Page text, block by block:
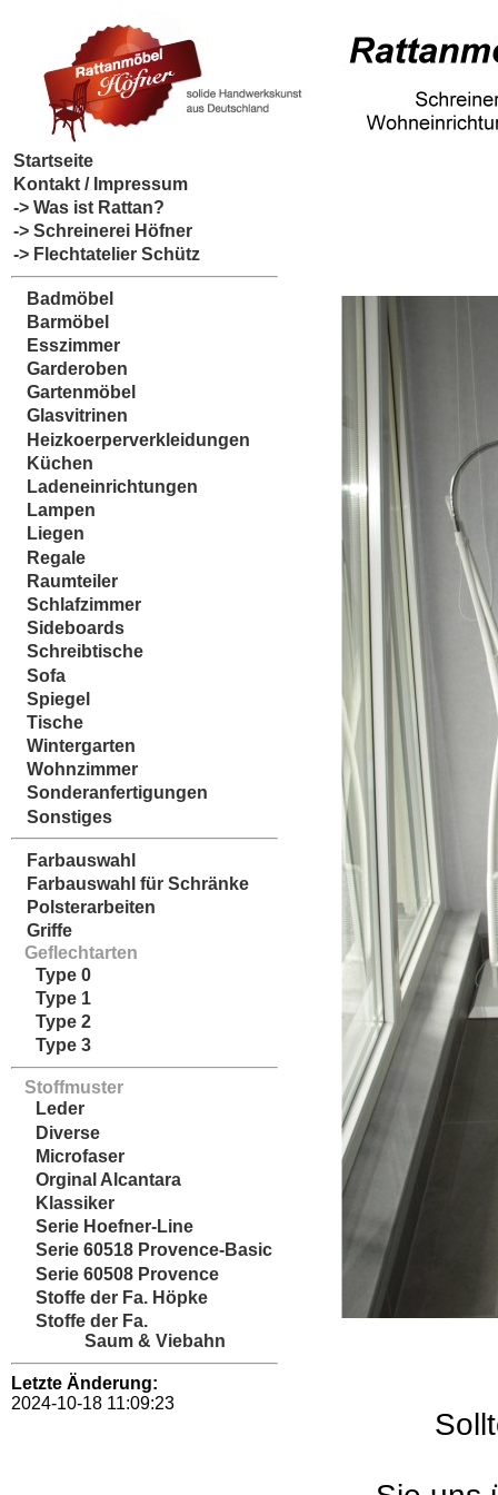
Startseite
Kontakt / Impressum
-> Was ist Rattan?
-> Schreinerei Höfner
-> Flechtatelier Schütz
Badmöbel
Barmöbel
Esszimmer
Garderoben
Gartenmöbel
Glasvitrinen
Heizkoerperverkleidungen
Küchen
Ladeneinrichtungen
Lampen
Liegen
Regale
Raumteiler
Schlafzimmer
Sideboards
Schreibtische
Sofa
Spiegel
Tische
Wintergarten
Wohnzimmer
Sonderanfertigungen
Sonstiges
Farbauswahl
Farbauswahl für Schränke
Polsterarbeiten
Griffe
Geflechtarten
Type 0
Type 1
Type 2
Type 3
Stoffmuster
Leder
Diverse
Microfaser
Orginal Alcantara
Klassiker
Serie Hoefner-Line
Serie 60518 Provence-Basic
Serie 60508 Provence
Stoffe der Fa. Höpke
Stoffe der Fa.
Saum & Viebahn
Letzte Änderung:
2024-10-18 11:09:23